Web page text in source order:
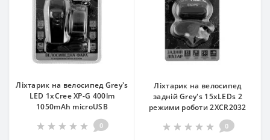
Ліхтарик на велосипед Grey's
LED 1xCree XP-G 400lm
1050mAh microUSB
0
Ліхтарик на велосипед
задній Grey's 15хLEDs 2
режими роботи 2XCR2032
0